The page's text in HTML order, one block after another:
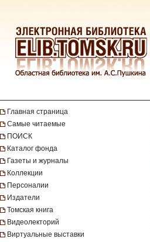
Главная страница
Самые читаемые
ПОИСК
Каталог фонда
Газеты и журналы
Коллекции
Персоналии
Издатели
Томская книга
Видеолекторий
Виртуальные выставки